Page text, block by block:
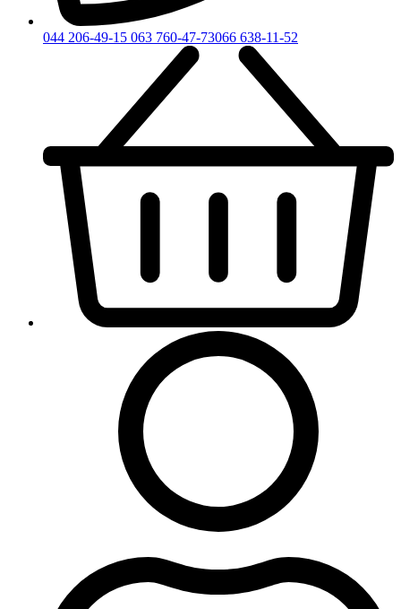
044 206-49-15 063 760-47-73066 638-11-52